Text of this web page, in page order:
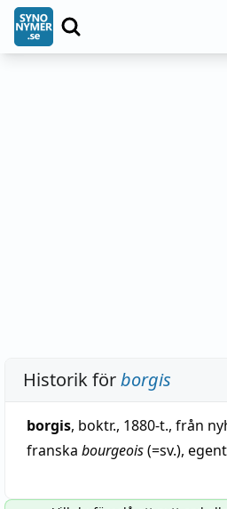
Historik förborgis
borgis, boktr., 1880-t., från
franska bourgeois(=sv.),